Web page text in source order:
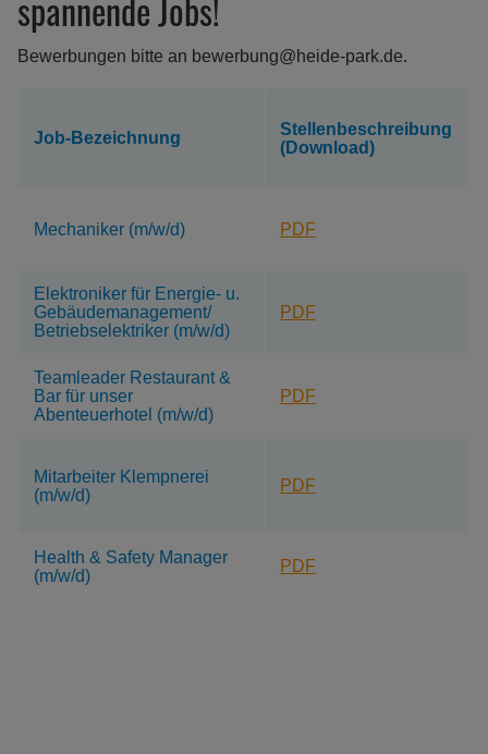
Bewerbungen bitte an bewerbung@heide-park.de.
Job-Bezeichnung
Stellenbeschreibung
(Download)
Mechaniker (m/w/d) PDF
Elektroniker für Energie- u.
Gebäudemanagement/
Betriebselektriker (m/w/d)
PDF
Teamleader Restaurant &
Bar für unser
Abenteuerhotel (m/w/d)
PDF
Mitarbeiter Klempnerei
(m/w/d)
PDF
Health & Safety Manager
(m/w/d)
PDF